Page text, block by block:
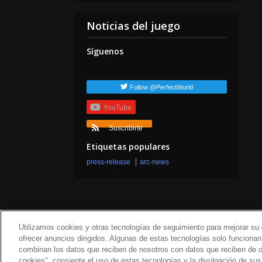
Noticias del juego
Síguenos
Follow @PerfectWorld
YouTube
Suscribirte
Etiquetas populares
press-release arc-news
Sobre nosotros
Utilizamos cookies y otras tecnologías de seguimiento para mejorar
ofrecer anuncios dirigidos. Algunas de estas tecnologías solo
combinan los datos que reciben de nosotros con datos que reciben